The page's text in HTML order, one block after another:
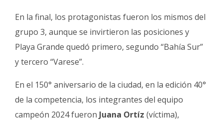
En la final, los protagonistas fueron los mismos del
grupo 3, aunque se invirtieron las posiciones y
Playa Grande quedó primero, segundo “Bahía Sur”
y tercero “Varese”.
En el 150° aniversario de la ciudad, en la edición 40°
de la competencia, los integrantes del equipo
campeón 2024 fueron Juana Ortíz (víctima),